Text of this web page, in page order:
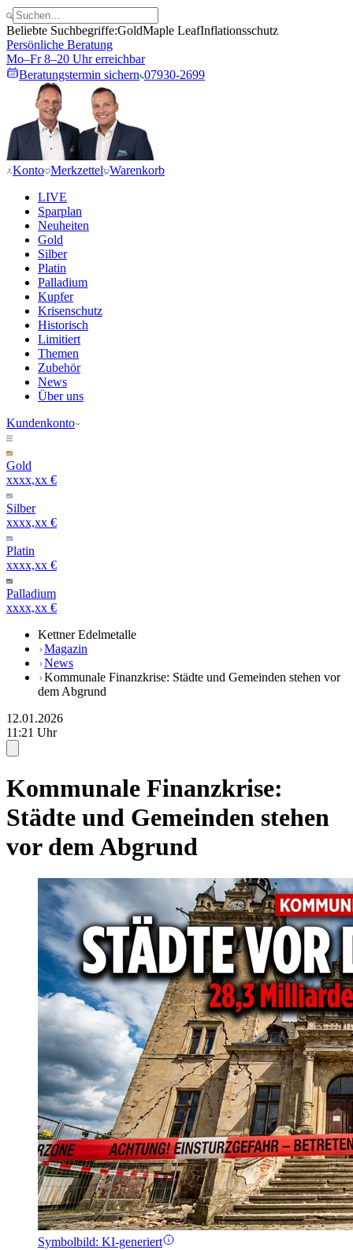
Beliebte Suchbegriffe:GoldMaple LeafInflationsschutz
Persönliche Beratung
Mo–Fr 8–20 Uhr erreichbar
Beratungstermin sichern 07930-2699
Konto Merkzettel Warenkorb
LIVE
Sparplan
Neuheiten
Gold
Silber
Platin
Palladium
Kupfer
Krisenschutz
Historisch
Limitiert
Themen
Zubehör
News
Über uns
Kundenkonto
Gold
xxxx,xx €
Silber
xxxx,xx €
Platin
xxxx,xx €
Palladium
xxxx,xx €
Kettner Edelmetalle
Magazin
News
Kommunale Finanzkrise: Städte und Gemeinden stehen vor
dem Abgrund
12.01.2026
11:21 Uhr
Kommunale Finanzkrise:
Städte und Gemeinden stehen
vor dem Abgrund
Symbolbild: KI-generiert